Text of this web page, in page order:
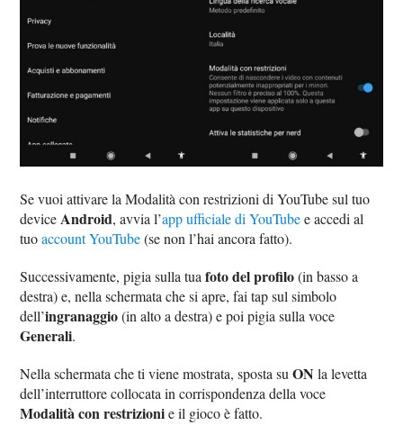
Se vuoi attivare la Modalità con restrizioni di YouTube sul tuo
deviceAndroid, avvia l’app ufficiale di YouTubee accedi al
tuoaccount YouTube(se non l’hai ancora fatto).
Successivamente, pigia sulla tuafoto del profilo(in basso a
destra) e, nella schermata che si apre, fai tap sul simbolo
dell’ingranaggio(in alto a destra) e poi pigia sulla voce
Generali.
Nella schermata che ti viene mostrata, sposta suON la levetta
dell’interruttore collocata in corrispondenza della voce
Modalità con restrizionie il gioco è fatto.